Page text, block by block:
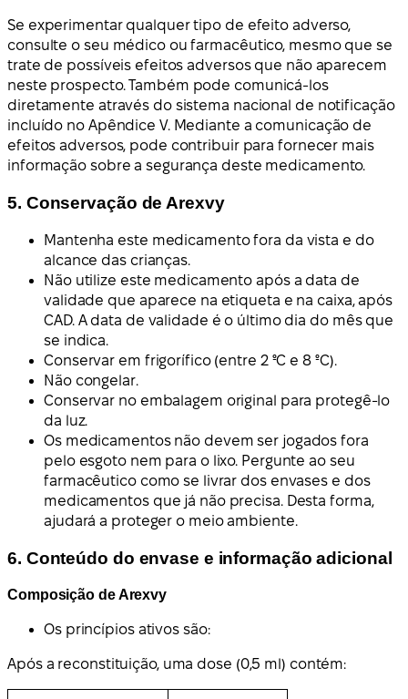
Se experimentar qualquer tipo de efeito adverso,
consulte o seu médico ou farmacêutico, mesmo que se
trate de possíveis efeitos adversos que não aparecem
neste prospecto. Também pode comunicá-los
diretamente através do sistema nacional de notificação
incluído no Apêndice V. Mediante a comunicação de
efeitos adversos, pode contribuir para fornecer mais
informação sobre a segurança deste medicamento.
5. Conservação de Arexvy
Mantenha este medicamento fora da vista e do
alcance das crianças.
Não utilize este medicamento após a data de
validade que aparece na etiqueta e na caixa, após
CAD. A data de validade é o último dia do mês que
se indica.
Conservar em frigorífico (entre 2 ºC e 8 ºC).
Não congelar.
Conservar no embalagem original para protegê-lo
da luz.
Os medicamentos não devem ser jogados fora
pelo esgoto nem para o lixo. Pergunte ao seu
farmacêutico como se livrar dos envases e dos
medicamentos que já não precisa. Desta forma,
ajudará a proteger o meio ambiente.
6. Conteúdo do envase e informação adicional
Composição de Arexvy
Os princípios ativos são:
Após a reconstituição, uma dose (0,5 ml) contém: